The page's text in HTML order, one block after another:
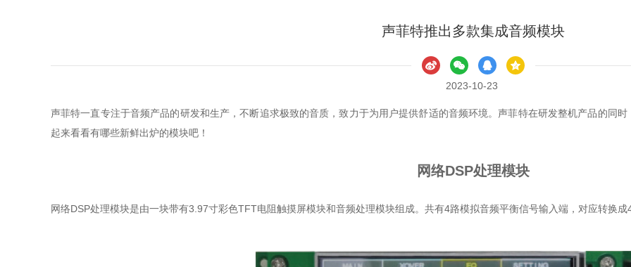
声菲特推出多款集成音频模块
2023-10-23
声菲特一直专注于音频产品的研发和生产，不断追求极致的音质，致力于为用户提供舒适的音频环境。声菲特在研发整机产品的同
起来看看有哪些新鲜出炉的模块吧！
网络DSP处理模块
网络DSP处理模块是由一块带有3.97寸彩色TFT电阻触摸屏模块和音频处理模块组成。共有4路模拟音频平衡信号输入端，对应转换